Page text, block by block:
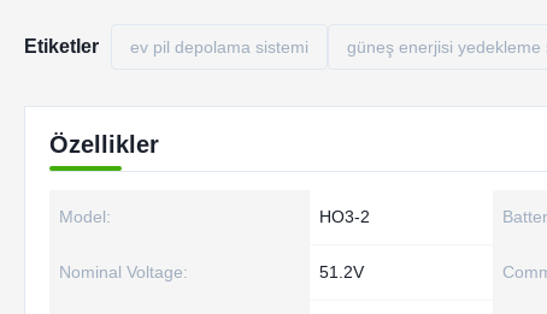
Etiketler ev pil depolama sistemi güneş enerjisi yedekleme
Özellikler
Model: HO3-2
Nominal Voltage: 51.2V